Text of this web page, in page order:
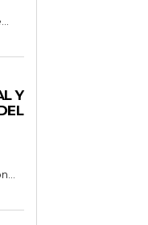
Y